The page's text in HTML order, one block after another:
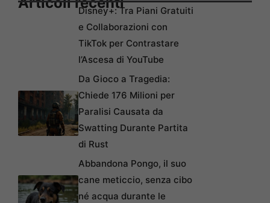
Disney+: Tra Piani Gratuiti
e Collaborazioni con
TikTok per Contrastare
l’Ascesa di YouTube
Da Gioco a Tragedia:
Chiede 176 Milioni per
Paralisi Causata da
Swatting Durante Partita
di Rust
Abbandona Pongo, il suo
cane meticcio, senza cibo
né acqua durante le